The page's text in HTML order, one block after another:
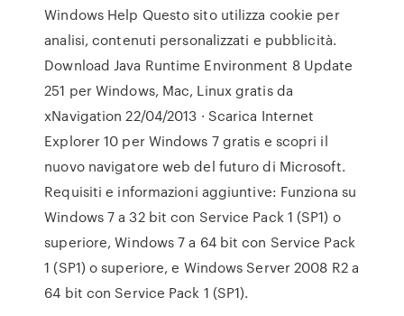
Windows Help Questo sito utilizza cookie per
analisi, contenuti personalizzati e pubblicità.
Download Java Runtime Environment 8 Update
251 per Windows, Mac, Linux gratis da
xNavigation 22/04/2013 · Scarica Internet
Explorer 10 per Windows 7 gratis e scopri il
nuovo navigatore web del futuro di Microsoft.
Requisiti e informazioni aggiuntive: Funziona su
Windows 7 a 32 bit con Service Pack 1 (SP1) o
superiore, Windows 7 a 64 bit con Service Pack
1 (SP1) o superiore, e Windows Server 2008 R2 a
64 bit con Service Pack 1 (SP1).